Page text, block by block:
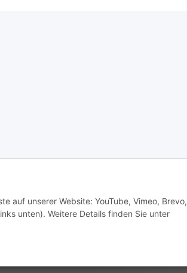
auf unserer Website: YouTube, Vimeo, Brevo,
unten). Weitere Details finden Sie unter